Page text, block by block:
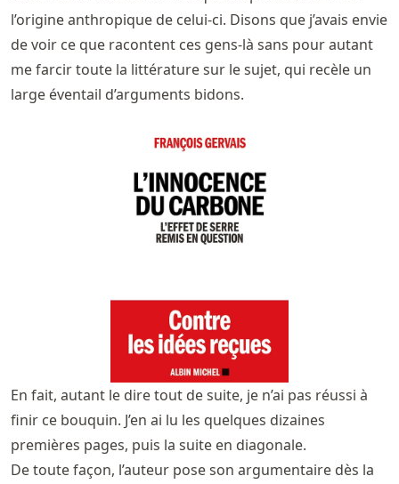
l’origine anthropique de celui-ci. Disons que j’avais envie
de voir ce que racontent ces gens-là sans pour autant
me farcir toute la littérature sur le sujet, qui recèle un
large éventail d’arguments bidons.
En fait, autant le dire tout de suite, je n’ai pas réussi à
finir ce bouquin. J’en ai lu les quelques dizaines
premières pages, puis la suite en diagonale.
De toute façon, l’auteur pose son argumentaire dès la